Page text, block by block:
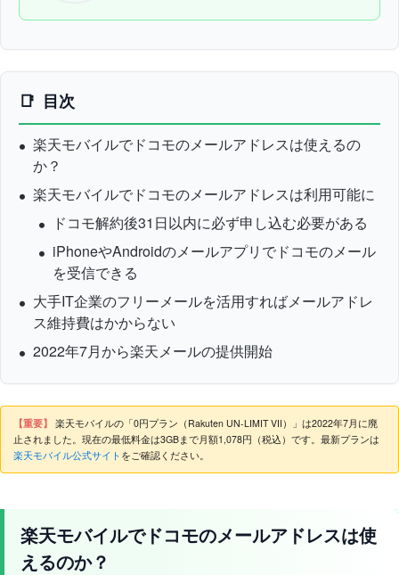
目次
楽天モバイルでドコモのメールアドレスは使えるの
か？
楽天モバイルでドコモのメールアドレスは利用可能に
ドコモ解約後31日以内に必ず申し込む必要がある
iPhoneやAndroidのメールアプリでドコモのメール
を受信できる
大手IT企業のフリーメールを活用すればメールアドレ
ス維持費はかからない
2022年7月から楽天メールの提供開始
【重要】 楽天モバイルの「0円プラン（Rakuten UN-LIMIT VII）」は2022年7月に廃
止されました。現在の最低料金は3GBまで月額1,078円（税込）です。最新プランは
楽天モバイル公式サイト をご確認ください。
楽天モバイルでドコモのメールアドレスは使
えるのか？